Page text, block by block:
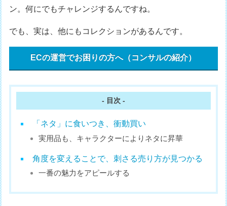
ン。何にでもチャレンジするんですね。
でも、実は、他にもコレクションがあるんです。
ECの運営でお困りの方へ（コンサルの紹介）
- 目次 -
「ネタ」に食いつき、衝動買い
実用品も、キャラクターによりネタに昇華
角度を変えることで、刺さる売り方が見つかる
一番の魅力をアピールする